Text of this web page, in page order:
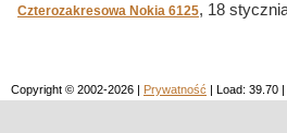
Czterozakresowa Nokia 6125, 18
Copyright © 2002-2026 | Prywatność | Load: 39.70